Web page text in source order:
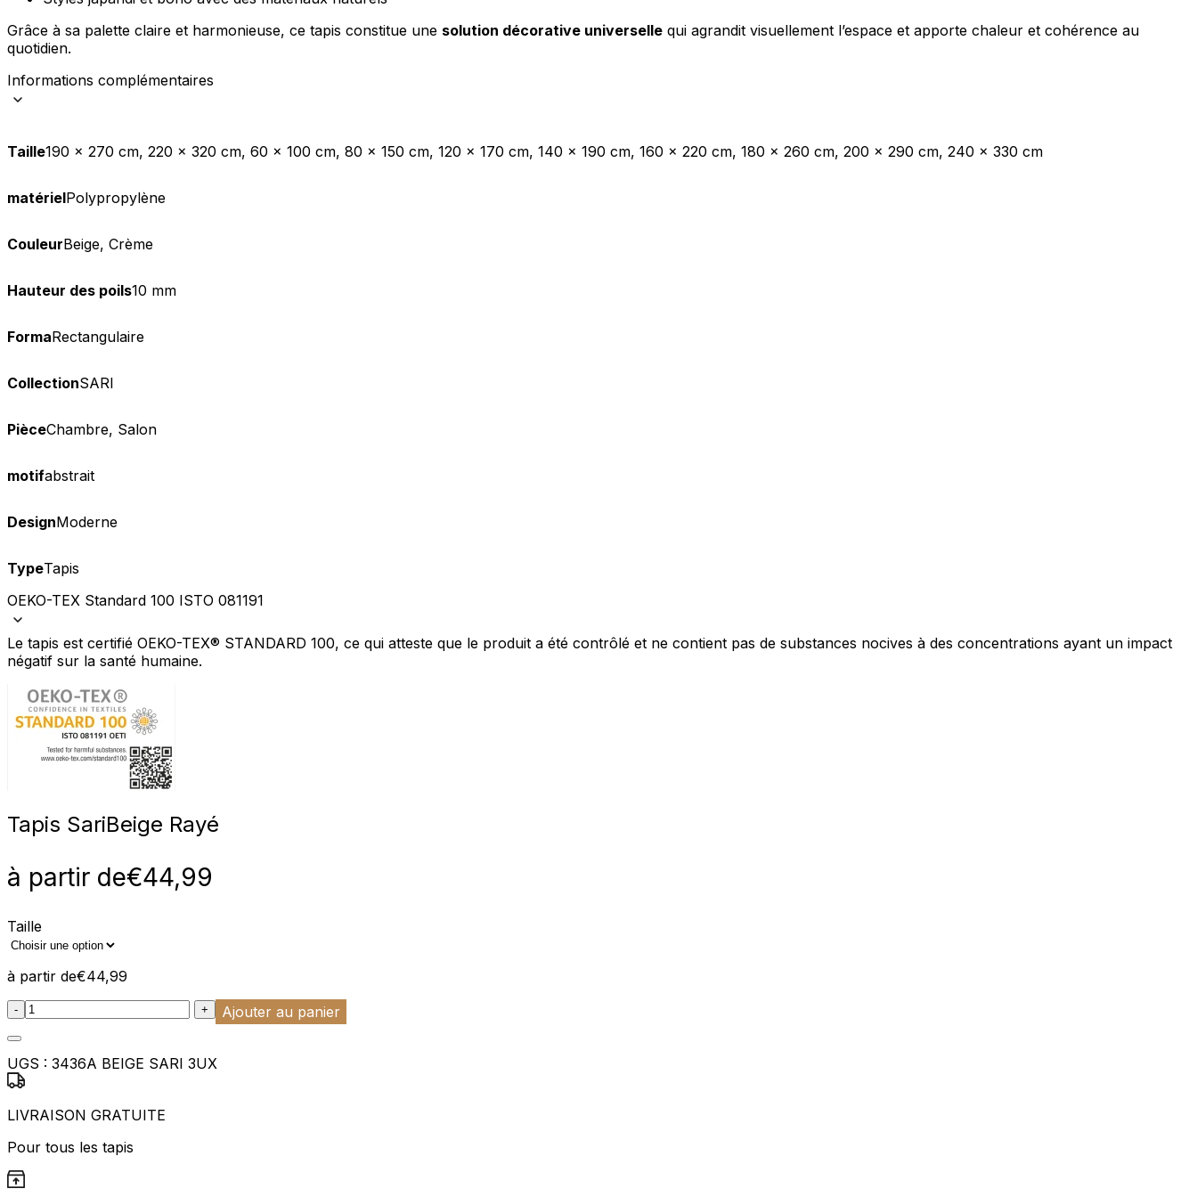
Grâce à sa palette claire et harmonieuse, ce tapis constitue une solution décorative universelle qui agrandit visuellement l’espace et apporte chaleur et cohérence au
quotidien.
Informations complémentaires
Taille190 x 270 cm, 220 x 320 cm, 60 x 100 cm, 80 x 150 cm, 120 x 170 cm, 140 x 190 cm, 160 x 220 cm, 180 x 260 cm, 200 x 290 cm, 240 x 330 cm
matérielPolypropylène
CouleurBeige, Crème
Hauteur des poils10 mm
FormaRectangulaire
CollectionSARI
PièceChambre, Salon
motifabstrait
DesignModerne
TypeTapis
OEKO-TEX Standard 100 ISTO 081191
Le tapis est certifié OEKO-TEX® STANDARD 100, ce qui atteste que le produit a été contrôlé et ne contient pas de substances nocives à des concentrations ayant un impact
négatif sur la santé humaine.
Tapis SariBeige Rayé
à partir de€44,99
Taille
à partir de€44,99
:product_name quantity
- + Ajouter au panier
UGS : 3436A BEIGE SARI 3UX
LIVRAISON GRATUITE
Pour tous les tapis
Statistiques
Les cookies marketing sont utilisés pour suivre les utilisateurs sur les sites web. Le but est d'afficher des publicités qui sont pertinentes et
engageantes pour l'utilisateur individuel et, par conséquent, plus précieuses pour les éditeurs et les annonceurs tiers.